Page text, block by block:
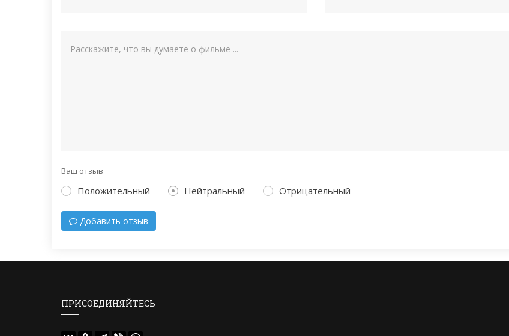
Ваш отзыв
Положительный Нейтральный Отрицательный
Добавить отзыв
ПРИСОЕДИНЯЙТЕСЬ